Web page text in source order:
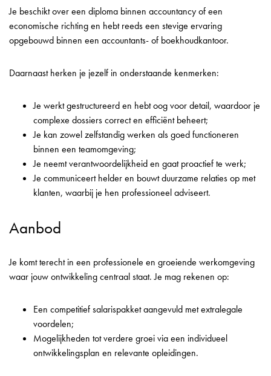
Je beschikt over een diploma binnen accountancy of een
economische richting en hebt reeds een stevige ervaring
opgebouwd binnen een accountants- of boekhoudkantoor.
Daarnaast herken je jezelf in onderstaande kenmerken:
Je werkt gestructureerd en hebt oog voor detail, waardoor je
complexe dossiers correct en efficiënt beheert;
Je kan zowel zelfstandig werken als goed functioneren
binnen een teamomgeving;
Je neemt verantwoordelijkheid en gaat proactief te werk;
Je communiceert helder en bouwt duurzame relaties op met
klanten, waarbij je hen professioneel adviseert.
Aanbod
Je komt terecht in een professionele en groeiende werkomgeving
waar jouw ontwikkeling centraal staat. Je mag rekenen op:
Een competitief salarispakket aangevuld met extralegale
voordelen;
Mogelijkheden tot verdere groei via een individueel
ontwikkelingsplan en relevante opleidingen.